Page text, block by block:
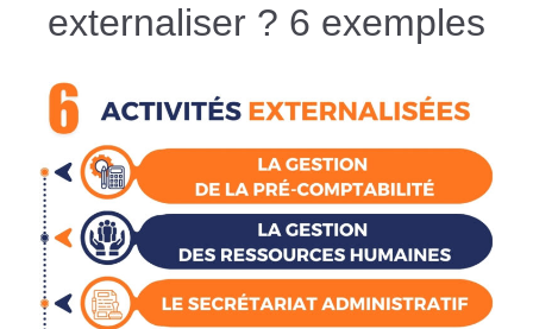
externaliser ? 6 exemples